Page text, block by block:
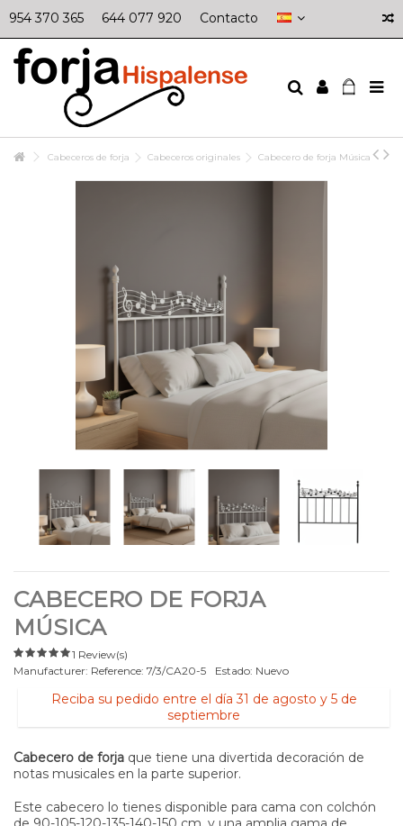
954 370 365 644 077 920 Contacto
Cabeceros de forja Cabeceros originales Cabecero de forja Música
CABECERO DE FORJA
MÚSICA
1 Review(s)
Manufacturer: Reference: 7/3/CA20-5 Estado: Nuevo
Reciba su pedido entre el día 31 de agosto y 5 de
septiembre
Cabecero de forja que tiene una divertida decoración de
notas musicales en la parte superior.
Este cabecero lo tienes disponible para cama con colchón